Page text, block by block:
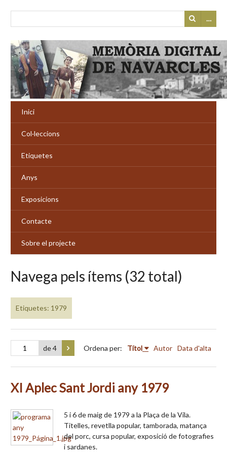
…
Inici
Col·leccions
Etiquetes
Anys
Exposicions
Contacte
Sobre el projecte
Navega pels ítems (32 total)
Etiquetes: 1979
de 4 Ordena per: Títol Autor Data d'alta
XI Aplec Sant Jordi any 1979
5 i 6 de maig de 1979 a la Plaça de la Vila.
Titelles, revetlla popular, tamborada, matança
del porc, cursa popular, exposició de fotografies
i sardanes.